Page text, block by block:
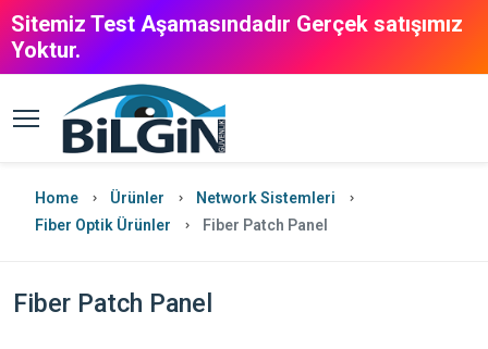
Sitemiz Test Aşamasındadır Gerçek satışımız
Yoktur.
Home Ürünler
Network Sistemleri
Fiber Optik Ürünler
Fiber Patch Panel
Fiber Patch Panel